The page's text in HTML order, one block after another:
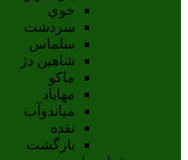
خوي
سردشت
سلماس
شاهين دژ
ماکو
مهاباد
مياندوآب
نقده
بازگشت